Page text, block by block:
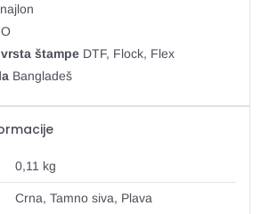
štampeDTF, Flock, Flex
Bangladeš
0,11 kg
Crna, Tamno siva, Plava